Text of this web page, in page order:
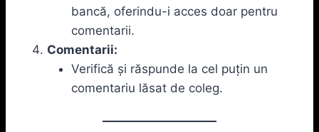
bancă, oferindu-i acces doar pentru
comentarii.
Comentarii:
Verifică și răspunde la cel puțin un
comentariu lăsat de coleg.